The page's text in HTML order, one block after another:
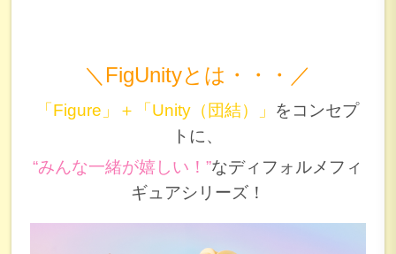
＼FigUnityとは・・・／
「Figure」＋「Unity（団結）」 をコンセプ
トに、
“みんな一緒が嬉しい！”なディフォルメフィ
ギュアシリーズ！